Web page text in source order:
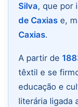
Silva, que por
de Caxias e,
Caxias.
A partir de
têxtil e se
educação e
literária ligada